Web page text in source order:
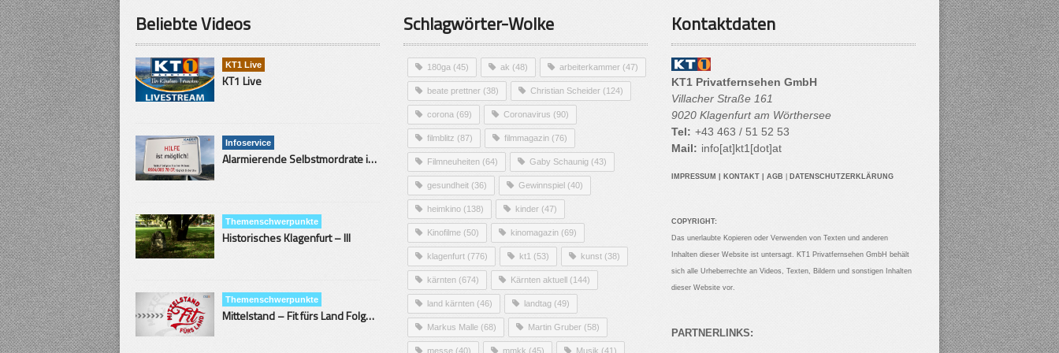
Beliebte Videos
KT1 Live
KT1 Live
Infoservice
Alarmierende Selbstmordrate in Kärnten
Themenschwerpunkte
Historisches Klagenfurt – III
Themenschwerpunkte
Mittelstand – Fit fürs Land Folge 9- Konditor
Schlagwörter-Wolke
180ga (45) ak (48) arbeiterkammer (47)
beate prettner (38) Christian Scheider (124)
corona (69) Coronavirus (90)
filmblitz (87) filmmagazin (76)
Filmneuheiten (64) Gaby Schaunig (43)
gesundheit (36) Gewinnspiel (40)
heimkino (138) kinder (47)
Kinofilme (50) kinomagazin (69)
klagenfurt (776) kt1 (53) kunst (38)
kärnten (674) Kärnten aktuell (144)
land kärnten (46) landtag (49)
Markus Malle (68) Martin Gruber (58)
messe (40) mmkk (45) Musik (41)
Kontaktdaten
KT1 Privatfernsehen GmbH
Villacher Straße 161
9020 Klagenfurt am Wörthersee
Tel: +43 463 / 51 52 53
Mail: info[at]kt1[dot]at
IMPRESSUM KONTAKT AGB DATENSCHUTZERKLÄRUNG
COPYRIGHT:
Das unerlaubte Kopieren oder Verwenden von Texten und anderen
Inhalten dieser Website ist untersagt. KT1 Privatfernsehen GmbH behält
sich alle Urheberrechte an Videos, Texten, Bildern und sonstigen Inhalten
dieser Website vor.
PARTNERLINKS: